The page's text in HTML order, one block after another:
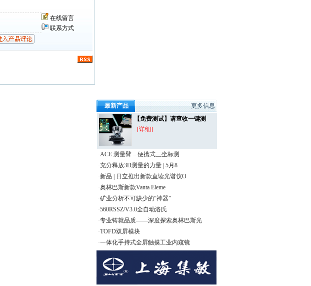
在线留言
联系方式
最新产品
更多信息
【免费测试】请查收一键测
..[详细]
·ACE 测量臂 – 便携式三坐标测
·充分释放3D测量的力量 | 5月8
·新品 | 日立推出新款直读光谱仪O
·奥林巴斯新款Vanta Eleme
·矿业分析不可缺少的“神器”
·560RSSZ/V3.0全自动洛氏
·专业铸就品质——深度探索奥林巴斯光
·TOFD双屏模块
·一体化手持式全屏触摸工业内窥镜